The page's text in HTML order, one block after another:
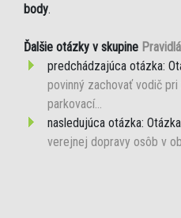
body.
Ďalšie otázky v skupine
predchádzajúca otázka:
povinný zachovať vodič
parkovací...
nasledujúca otázka:
verejnej dopravy osôb v